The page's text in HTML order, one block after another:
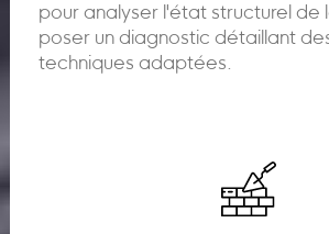
pour analyser l'état structurel de
poser un diagnostic détaillant
techniques adaptées.